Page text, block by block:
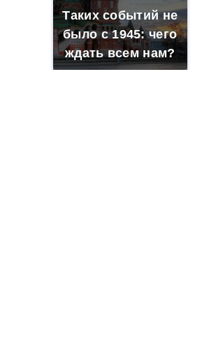
Таких событий не
было с 1945: чего
ждать всем нам?